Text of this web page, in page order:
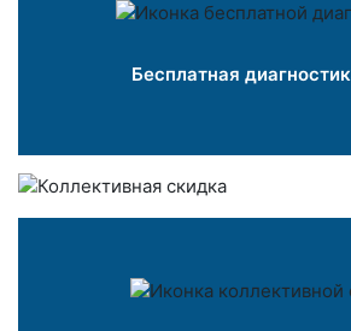
Бесплатная